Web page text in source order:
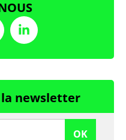
newsletter
OK